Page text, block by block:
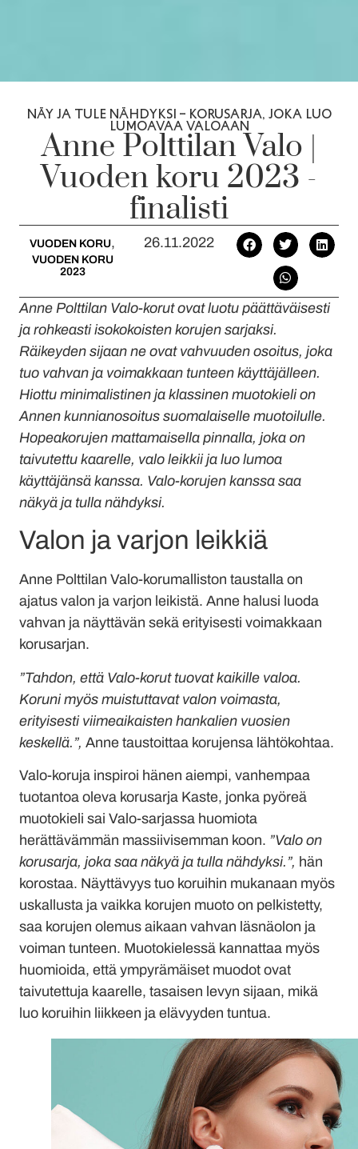
NÄY JA TULE NÄHDYKSI – KORUSARJA, JOKA LUO
LUMOAVAA VALOAAN
Anne Polttilan Valo |
Vuoden koru 2023 -
finalisti
VUODEN KORU,
VUODEN KORU
2023
26.11.2022
Anne Polttilan Valo-korut ovat luotu päättäväisesti
ja rohkeasti isokokoisten korujen sarjaksi.
Räikeyden sijaan ne ovat vahvuuden osoitus, joka
tuo vahvan ja voimakkaan tunteen käyttäjälleen.
Hiottu minimalistinen ja klassinen muotokieli on
Annen kunnianosoitus suomalaiselle muotoilulle.
Hopeakorujen mattamaisella pinnalla, joka on
taivutettu kaarelle, valo leikkii ja luo lumoa
käyttäjänsä kanssa. Valo-korujen kanssa saa
näkyä ja tulla nähdyksi.
Valon ja varjon leikkiä
Anne Polttilan Valo-korumalliston taustalla on
ajatus valon ja varjon leikistä. Anne halusi luoda
vahvan ja näyttävän sekä erityisesti voimakkaan
korusarjan.
”Tahdon, että Valo-korut tuovat kaikille valoa.
Koruni myös muistuttavat valon voimasta,
erityisesti viimeaikaisten hankalien vuosien
keskellä.”, Anne taustoittaa korujensa lähtökohtaa.
Valo-koruja inspiroi hänen aiempi, vanhempaa
tuotantoa oleva korusarja Kaste, jonka pyöreä
muotokieli sai Valo-sarjassa huomiota
herättävämmän massiivisemman koon. ”Valo on
korusarja, joka saa näkyä ja tulla nähdyksi.”, hän
korostaa. Näyttävyys tuo koruihin mukanaan myös
uskallusta ja vaikka korujen muoto on pelkistetty,
saa korujen olemus aikaan vahvan läsnäolon ja
voiman tunteen. Muotokielessä kannattaa myös
huomioida, että ympyrämäiset muodot ovat
taivutettuja kaarelle, tasaisen levyn sijaan, mikä
luo koruihin liikkeen ja elävyyden tuntua.